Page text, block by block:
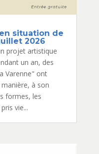
situation de
2026
projet artistique
un an, des
Varenne" ont
à son
formes, les
vie...